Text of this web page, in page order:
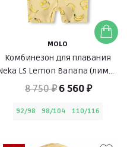
MOLO
Комбинезон для плавания
LS Lemon Banana (лимон
и банан)
8 750 ₽ 6 560 ₽
92/98 98/104 110/116